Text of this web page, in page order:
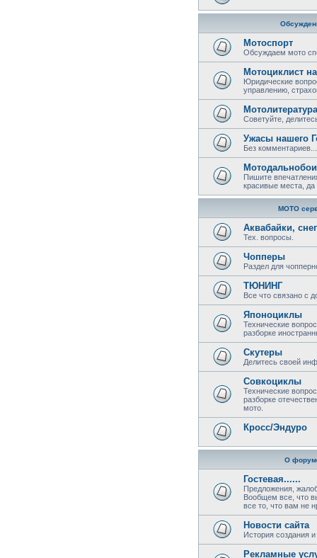
Мотоспорт
Обсуждаем мото
Мотоциклист
Юридические
управлению,
Мотолитература
Советуйте,
Ужасы нашего
Без комментариев...
Пишите
красивые места, да
МОТО
Аквабайки,
Тех. вопросы.
Чопперы
Раздел для
ТЮНИНГ
Все что связано с
Японоциклы
Технические
разборке
Скутеры
Делитесь своей
Совкоциклы
Технические
разборке
мото.
Кросс/Эндуро
О
Гостевая......
Предложения,
Вообщем все, что
все то, что вам не
Новости сайта
История создания и
Рекламные